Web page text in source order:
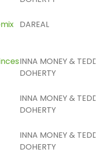
DAREAL
INNA MONEY & TEDDY
DOHERTY
INNA MONEY & TEDDY
DOHERTY
INNA MONEY & TEDDY
DOHERTY